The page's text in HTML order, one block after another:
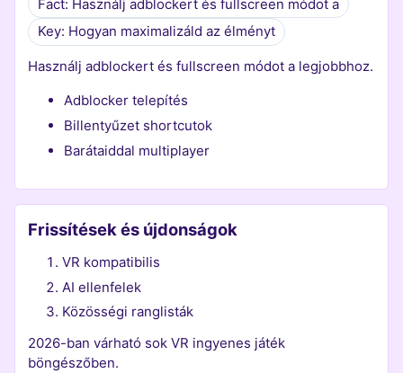
Fact: Használj adblockert és fullscreen módot a
Key: Hogyan maximalizáld az élményt
Használj adblockert és fullscreen módot a legjobbhoz.
Adblocker telepítés
Billentyűzet shortcutok
Barátaiddal multiplayer
Frissítések és újdonságok
VR kompatibilis
AI ellenfelek
Közösségi ranglisták
2026-ban várható sok VR ingyenes játék
böngészőben.